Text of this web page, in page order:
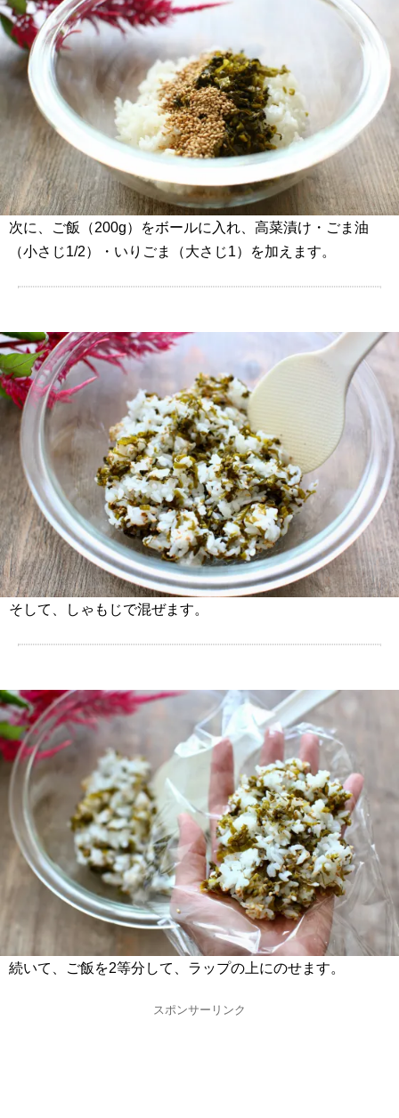
次に、ご飯（200g）をボールに入れ、高菜漬け・ごま油
（小さじ1/2）・いりごま（大さじ1）を加えます。
そして、しゃもじで混ぜます。
続いて、ご飯を2等分して、ラップの上にのせます。
スポンサーリンク